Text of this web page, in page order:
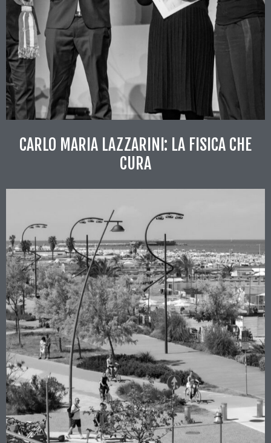
CARLO MARIA LAZZARINI: LA FISICA CHE
CURA